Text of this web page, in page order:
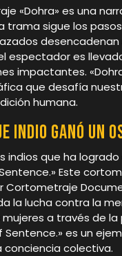
«Dohra» es una
trama sigue los
espectador es
impactantes.
que desafía
humana.
indio ganó un
indios que ha
Este
Cortometraje
la lucha contra la
a través de
Sentence.» es un
conciencia colectiva.